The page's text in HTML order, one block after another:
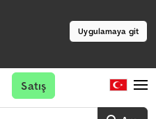
Uygulamaya git
Satış